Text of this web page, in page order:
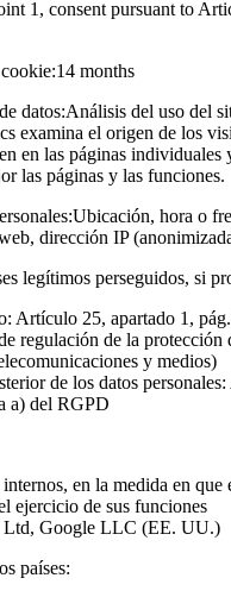
1, consent pursuant to
14 months
datos:Análisis del uso del
examina el origen de los
en las páginas individuales
las páginas y las funciones.
Ubicación, hora o
dirección IP
legítimos perseguidos, si
Artículo 25, apartado 1,
regulación de la protección
y medios)
de los datos
a) del RGPD
en la medida en que
ejercicio de sus funciones
Ltd, Google LLC (EE. UU.)
países: